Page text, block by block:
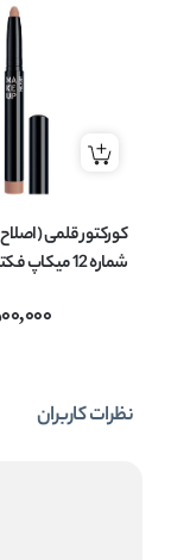
کورکتور قلمی
شماره 12
نظرات کاربران